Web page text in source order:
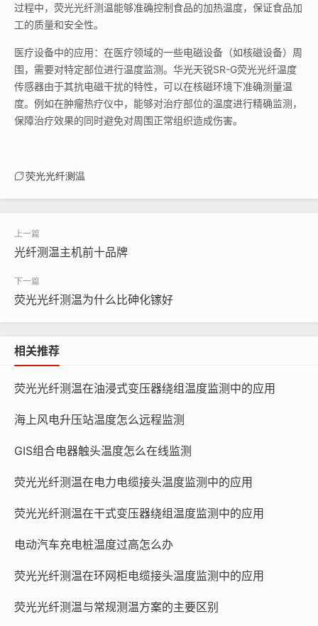
过程中，荧光光纤测温能够准确控制食品的加热温度，保证食品加
工的质量和安全性。
医疗设备中的应用：在医疗领域的一些电磁设备（如核磁设备）周
围，需要对特定部位进行温度监测。华光天锐SR-G荧光光纤温度
传感器由于其抗电磁干扰的特性，可以在核磁环境下准确测量温
度。例如在肿瘤热疗仪中，能够对治疗部位的温度进行精确监测，
保障治疗效果的同时避免对周围正常组织造成伤害。
荧光光纤测温
光纤测温主机前十品牌
荧光光纤测温为什么比砷化镓好
相关推荐
荧光光纤测温在油浸式变压器绕组温度监测中的应用
海上风电升压站温度怎么远程监测
GIS组合电器触头温度怎么在线监测
荧光光纤测温在电力电缆接头温度监测中的应用
荧光光纤测温在干式变压器绕组温度监测中的应用
电动汽车充电桩温度过高怎么办
荧光光纤测温在环网柜电缆接头温度监测中的应用
荧光光纤测温与常规测温方案的主要区别